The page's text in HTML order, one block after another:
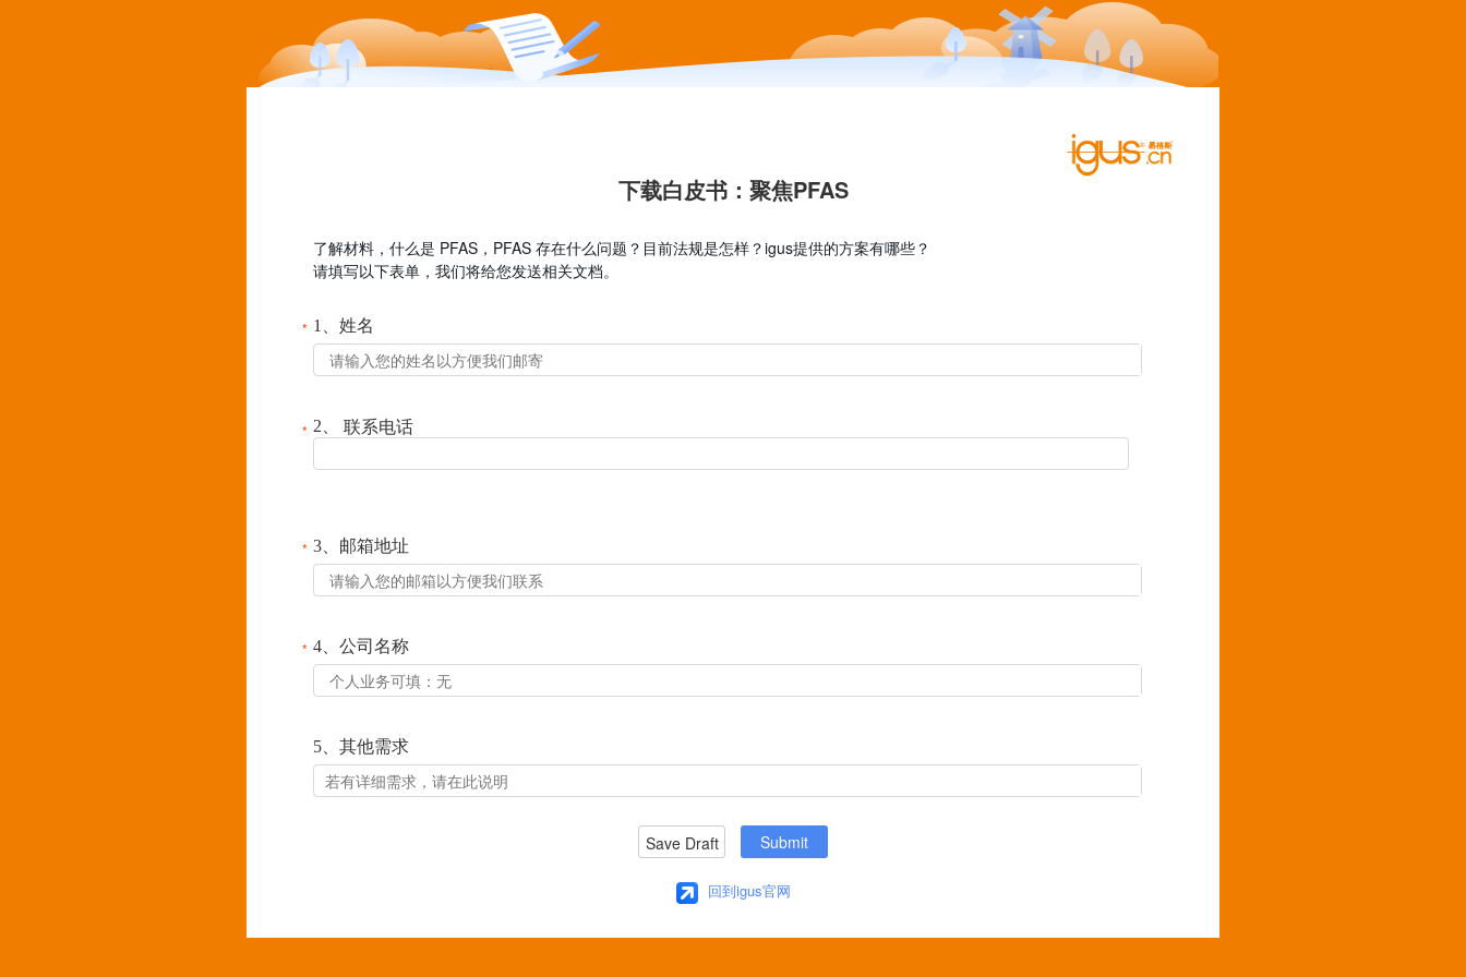
下载白皮书：聚焦PFAS
了解材料，什么是 PFAS，PFAS 存在什么问题？目前法规是怎样？igus提供的方案有哪些？
请填写以下表单，我们将给您发送相关文档。
* 1、姓名
* 2、 联系电话
* 3、邮箱地址
* 4、公司名称
5、其他需求
Save Draft Submit
回到igus官网